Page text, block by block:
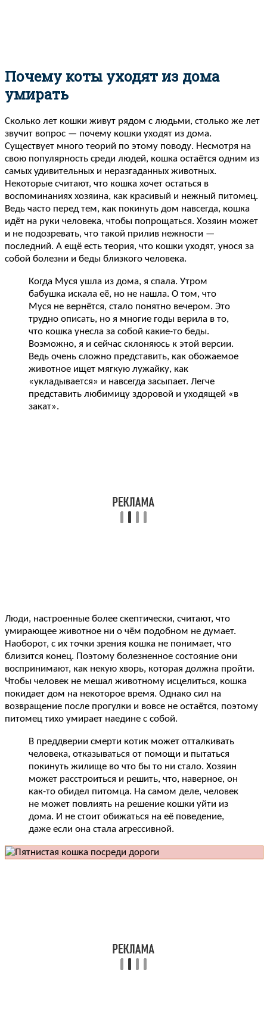
Почему коты уходят из дома
умирать
Сколько лет кошки живут рядом с людьми, столько же лет
звучит вопрос — почему кошки уходят из дома.
Существует много теорий по этому поводу. Несмотря на
свою популярность среди людей, кошка остаётся одним из
самых удивительных и неразгаданных животных.
Некоторые считают, что кошка хочет остаться в
воспоминаниях хозяина, как красивый и нежный питомец.
Ведь часто перед тем, как покинуть дом навсегда, кошка
идёт на руки человека, чтобы попрощаться. Хозяин может
и не подозревать, что такой прилив нежности —
последний. А ещё есть теория, что кошки уходят, унося за
собой болезни и беды близкого человека.
Когда Муся ушла из дома, я спала. Утром
бабушка искала её, но не нашла. О том, что
Муся не вернётся, стало понятно вечером. Это
трудно описать, но я многие годы верила в то,
что кошка унесла за собой какие-то беды.
Возможно, я и сейчас склоняюсь к этой версии.
Ведь очень сложно представить, как обожаемое
животное ищет мягкую лужайку, как
«укладывается» и навсегда засыпает. Легче
представить любимицу здоровой и уходящей «в
закат».
Люди, настроенные более скептически, считают, что
умирающее животное ни о чём подобном не думает.
Наоборот, с их точки зрения кошка не понимает, что
близится конец. Поэтому болезненное состояние они
воспринимают, как некую хворь, которая должна пройти.
Чтобы человек не мешал животному исцелиться, кошка
покидает дом на некоторое время. Однако сил на
возвращение после прогулки и вовсе не остаётся, поэтому
питомец тихо умирает наедине с собой.
В преддверии смерти котик может отталкивать
человека, отказываться от помощи и пытаться
покинуть жилище во что бы то ни стало. Хозяин
может расстроиться и решить, что, наверное, он
как-то обидел питомца. На самом деле, человек
не может повлиять на решение кошки уйти из
дома. И не стоит обижаться на её поведение,
даже если она стала агрессивной.